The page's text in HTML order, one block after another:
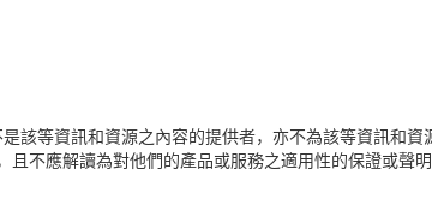
該等資訊和資源之內容的提供者，亦不為該等資訊和資
不應解讀為對他們的產品或服務之適用性的保證或聲